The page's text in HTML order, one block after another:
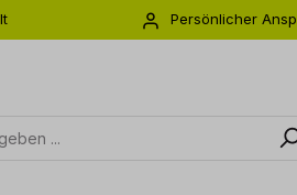
Persönlicher